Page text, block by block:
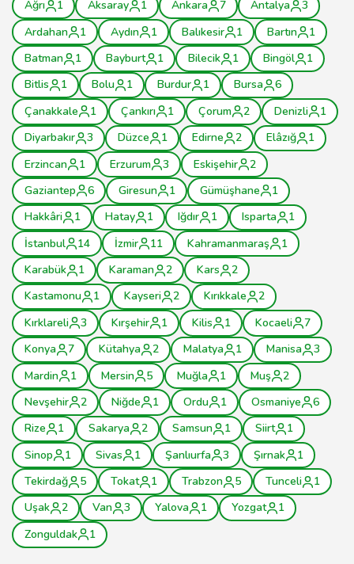
Ağrı 1 Aksaray 1 Ankara 7 Antalya
3
Ardahan
1 Aydın 1 Balıkesir 1 Bartın
1
Batman
1 Bayburt 1 Bilecik 1 Bingöl
1
Bitlis
1 Bolu 1 Burdur 1 Bursa
6
Çanakkale
1 Çankırı 1 Çorum 2 Denizli
1
Diyarbakır
3 Düzce 1 Edirne 2 Elâzığ
1
Erzincan
1 Erzurum 3 Eskişehir
2
Gaziantep
6 Giresun 1 Gümüşhane
1
Hakkâri
1 Hatay 1 Iğdır 1 Isparta
1
İstanbul
14 İzmir 11 Kahramanmaraş
1
Karabük
1 Karaman 2 Kars
2
Kastamonu
1 Kayseri 2 Kırıkkale
2
Kırklareli
3 Kırşehir 1 Kilis 1 Kocaeli
7
Konya
7 Kütahya 2 Malatya 1 Manisa
3
Mardin
1 Mersin 5 Muğla 1 Muş
2
Nevşehir
2 Niğde 1 Ordu 1 Osmaniye
6
Rize
1 Sakarya 2 Samsun 1 Siirt
1
Sinop
1 Sivas 1 Şanlıurfa 3 Şırnak
1
Tekirdağ
5 Tokat 1 Trabzon 5 Tunceli
1
Uşak
2 Van 3 Yalova 1 Yozgat
1
Zonguldak
1